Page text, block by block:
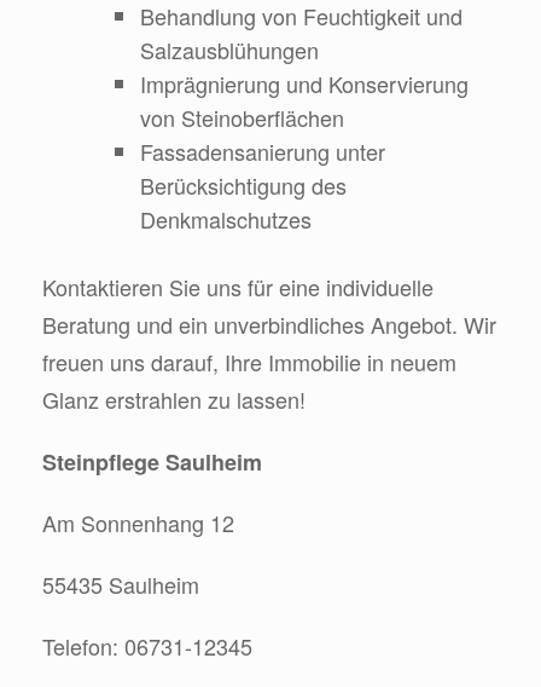
Behandlung von Feuchtigkeit und
Salzausblühungen
Imprägnierung und Konservierung
von Steinoberflächen
Fassadensanierung unter
Berücksichtigung des
Denkmalschutzes
Kontaktieren Sie uns für eine individuelle
Beratung und ein unverbindliches Angebot. Wir
freuen uns darauf, Ihre Immobilie in neuem
Glanz erstrahlen zu lassen!
Steinpflege Saulheim
Am Sonnenhang 12
55435 Saulheim
Telefon: 06731-12345